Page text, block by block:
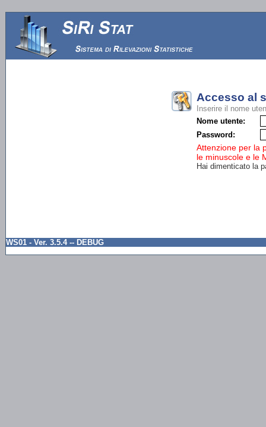
Accesso al
Inserire il nome
Nome utente:
Password:
Attenzione per la
le minuscole e le
Hai dimenticato la
WS01 - Ver. 3.5.4 -- DEBUG